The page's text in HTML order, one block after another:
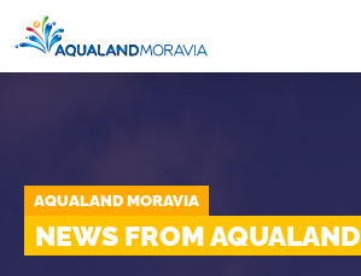
AQUALAND MORAVIA
NEWS FROM AQUALAND